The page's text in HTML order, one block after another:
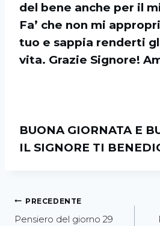
del bene anche per il
Fa’ che non mi
tuo e sappia renderti
vita. Grazie Signore!
BUONA GIORNATA E
IL SIGNORE TI
PRECEDENTE
Pensiero del giorno 29